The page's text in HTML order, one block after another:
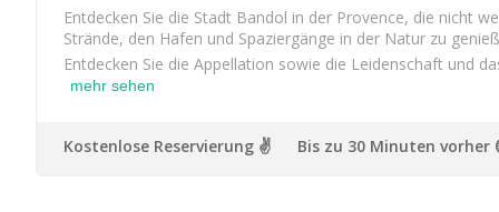
Weingüter & Weinprobe Var
Weingüter & Weinprobe Cassis
Weingüter & Weinprobe Saint Tropez
Weingüter & Weinprobe Bordeaux
Entdecken Sie die Stadt Bandol in der Provence, die nicht
Strände, den Hafen und Spaziergänge in der Natur zu
Entdecken Sie die Appellation sowie die Leidenschaft und
mehr sehen
Kostenlose Reservierung ✌️ Bis zu 30 Minuten vorher